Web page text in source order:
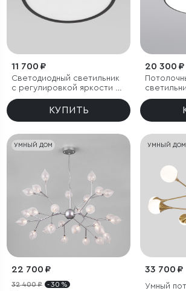
11 700 ₽
Светодиодный светильник
с регулировкой яркости и
цветовой температуры
КУПИТЬ
20 300 ₽
УМНЫЙ ДОМ
22 700 ₽
32 400 ₽ - 30 %
УМНЫЙ ДОМ
33 700 ₽
Умный